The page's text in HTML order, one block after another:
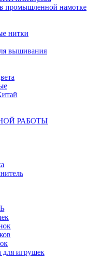
промышленной намотке
нитки
вышивания
РАБОТЫ
игрушек